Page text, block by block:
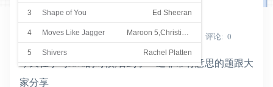
一道有意思的java集合练习题
Shine_Light 发表于 2022-02-28 浏览 6354 评论 0
今天在学习Java的时候,看到了一道非常有意思的题跟大
家分享
3 Shape of You Ed Sheeran
4 Moves Like Jagger
5 Shivers Rachel Platten